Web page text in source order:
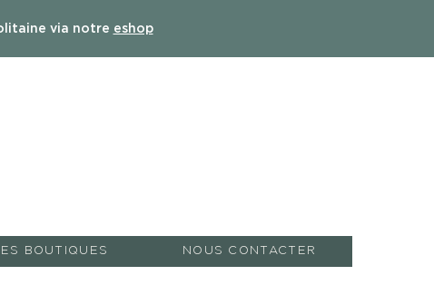
via notre eshop
BOUTIQUES NOUS CONTACTER